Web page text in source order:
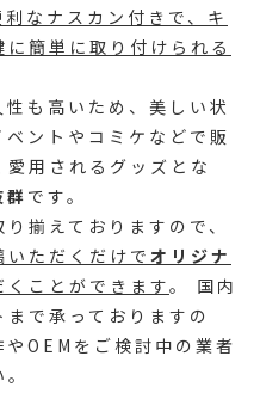
利なナスカン付きで、キ
簡単に取り付けられる
も高いため、美しい状
ントやコミケなどで販
用されるグッズとな
です。
揃えておりますので、
ただくだけで オリジナ
ことができます。 国内
で承っておりますの
OEMをご検討中の業者